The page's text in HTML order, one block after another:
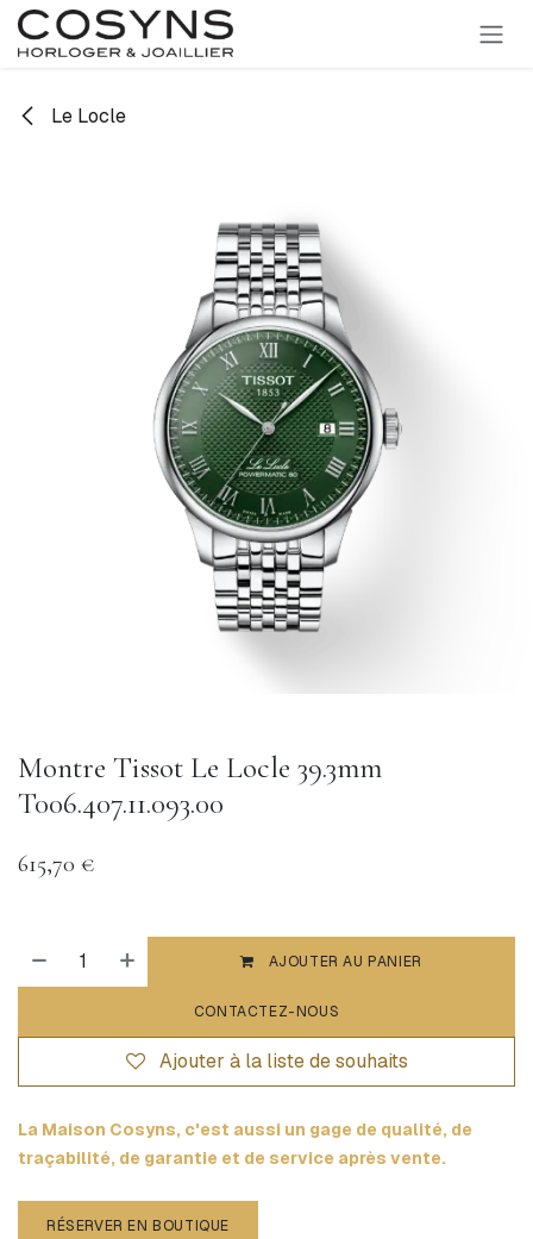
SE RENDRE AU CONTENU
Le Locle
Montre Tissot Le Locle 39.3mm
T006.407.11.093.00
615,70 €
AJOUTER AU PANIER
CONTACTEZ-NOUS
Ajouter à la liste de souhaits
La Maison Cosyns, c'est aussi un gage de qualité, de
traçabilité, de garantie et de service après vente.
RÉSERVER EN BOUTIQUE